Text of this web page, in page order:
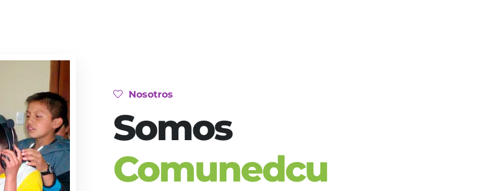
Nosotros
Somos
Comunedcu